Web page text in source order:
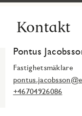
Kontakt
Pontus
Fastighetsmäklare
+46704926086